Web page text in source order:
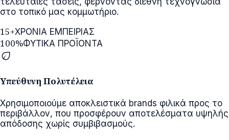
στο τοπικό μας κομμωτήριο.
15+ΧΡΟΝΙΑ ΕΜΠΕΙΡΙΑΣ
100%ΦΥΤΙΚΑ ΠΡΟΪΟΝΤΑ
eco
Υπεύθυνη Πολυτέλεια
Χρησιμοποιούμε αποκλειστικά brands φιλικά προς το
περιβάλλον, που προσφέρουν αποτελέσματα υψηλής
απόδοσης χωρίς συμβιβασμούς.